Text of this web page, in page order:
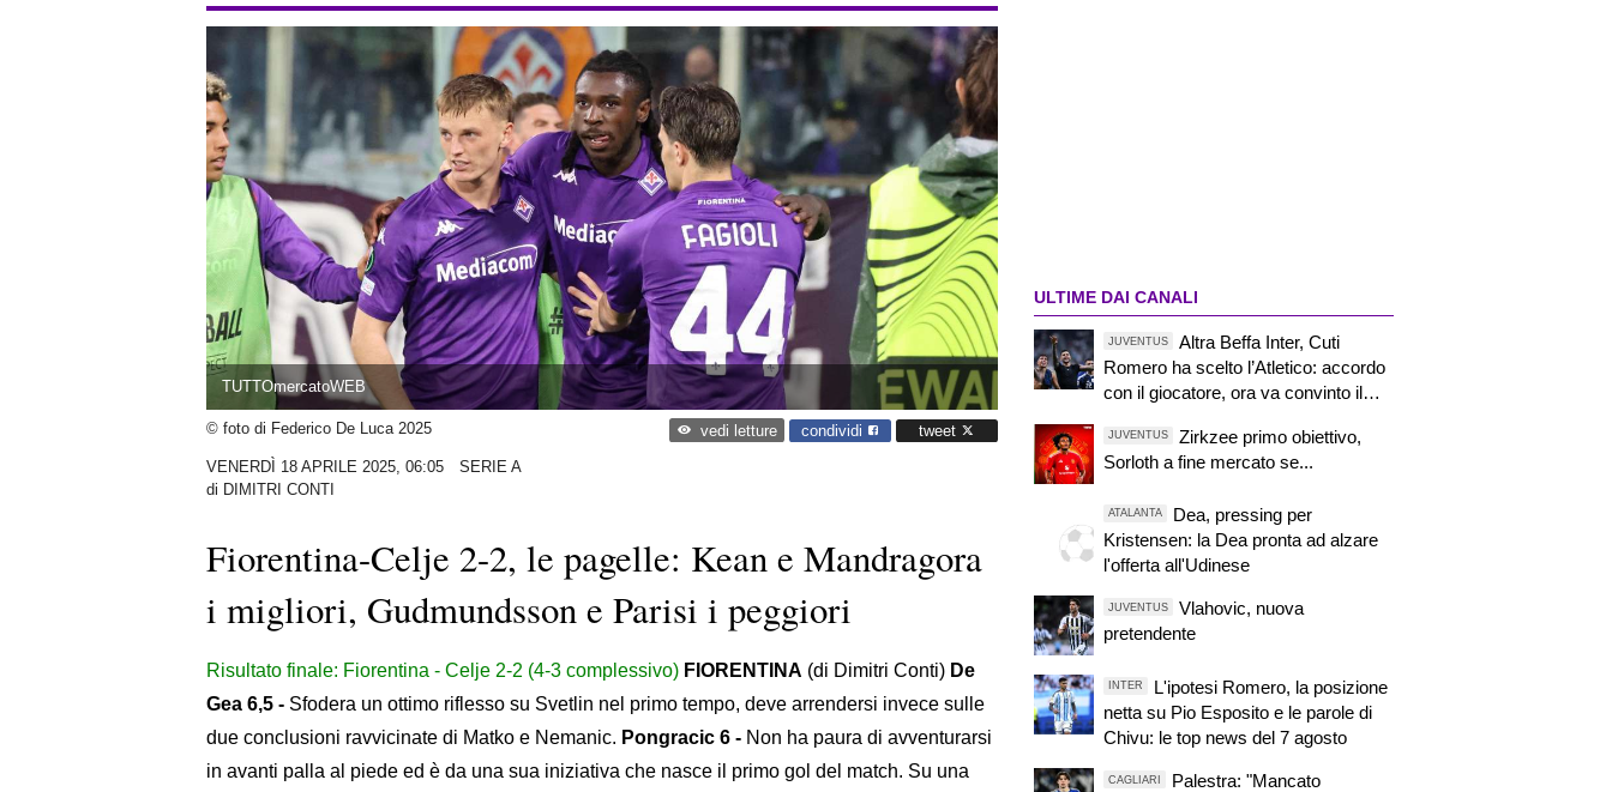
TUTTOmercatoWEB
© foto di Federico De Luca 2025 vedi letture condividi tweet
VENERDÌ 18 APRILE 2025, 06:05
SERIE A
di DIMITRI CONTI
Fiorentina-Celje 2-2, le pagelle: Kean e Mandragora
i migliori, Gudmundsson e Parisi i peggiori
Risultato finale: Fiorentina - Celje 2-2 (4-3 complessivo) FIORENTINA (di Dimitri Conti) De
Gea 6,5 - Sfodera un ottimo riflesso su Svetlin nel primo tempo, deve arrendersi invece sulle
due conclusioni ravvicinate di Matko e Nemanic. Pongracic 6 - Non ha paura di avventurarsi
in avanti palla al piede ed è da una sua iniziativa che nasce il primo gol del match. Su una
ULTIME DAI CANALI
JUVENTUS
Altra Beffa Inter, Cuti
Romero ha scelto l’Atletico: accordo
con il giocatore, ora va convinto il
JUVENTUS
Zirkzee primo obiettivo,
Sorloth a fine mercato se...
ATALANTA
Dea, pressing per
Kristensen: la Dea pronta ad alzare
l'offerta all'Udinese
JUVENTUS
Vlahovic, nuova
pretendente
INTER
L'ipotesi Romero, la posizione
netta su Pio Esposito e le parole di
Chivu: le top news del 7 agosto
CAGLIARI
Palestra: "Mancato